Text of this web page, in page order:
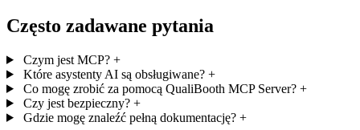
Często zadawane pytania
Czym jest MCP? +
Które asystenty AI są obsługiwane? +
Co mogę zrobić za pomocą QualiBooth MCP Server? +
Czy jest bezpieczny? +
Gdzie mogę znaleźć pełną dokumentację? +